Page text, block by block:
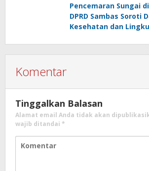
Pencemaran Sungai
DPRD Sambas Soroti
Kesehatan dan
Komentar
Tinggalkan Balasan
Alamat email Anda tidak akan
wajib ditandai *